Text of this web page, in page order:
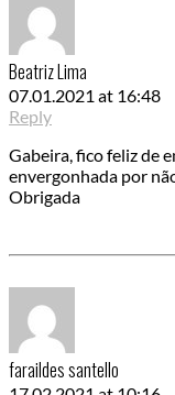
Beatriz Lima
07.01.2021 at 16:48
Reply
Gabeira, fico feliz de
envergonhada por
Obrigada
faraildes santello